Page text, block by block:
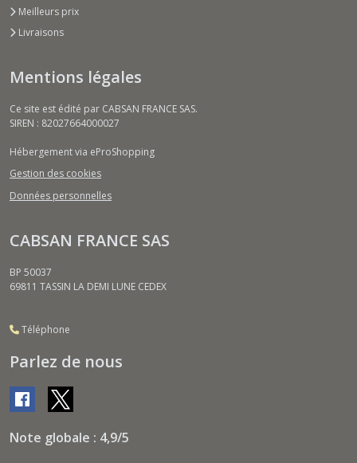
Meilleurs prix
Livraisons
Mentions légales
Ce site est édité par CABSAN FRANCE SAS.
SIREN : 82027664000027
Hébergement via eProShopping
Gestion des cookies
Données personnelles
CABSAN FRANCE SAS
BP 50037
69811 TASSIN LA DEMI LUNE CEDEX
Téléphone
Parlez de nous
Note globale : 4,9/5